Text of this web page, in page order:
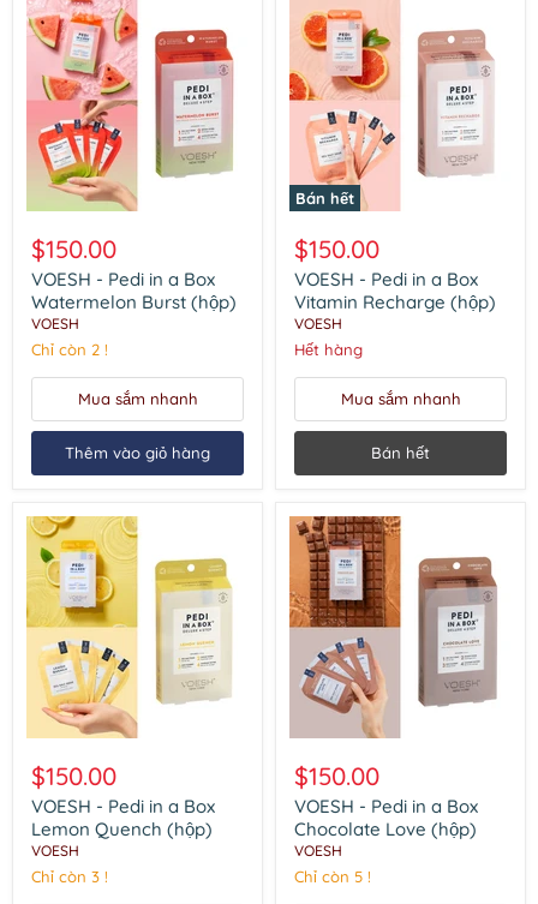
Pedi
in
a
Box
Watermelon
Burst
(hộp)
$150.00
VOESH - Pedi in a Box
Watermelon Burst (hộp)
VOESH
Chỉ còn 2 !
Mua sắm nhanh
Thêm vào giỏ hàng
Bán hết
Pedi
in
a
Box
Vitamin
Recharge
(hộp)
$150.00
VOESH - Pedi in a Box
Vitamin Recharge (hộp)
VOESH
Hết hàng
Mua sắm nhanh
Bán hết
Pedi
in
a
Box
Lemon
Quench
$150.00
VOESH - Pedi in a Box
Lemon Quench (hộp)
VOESH
Chỉ còn 3 !
Pedi
in
a
Box
Chocolate
Love
$150.00
VOESH - Pedi in a Box
Chocolate Love (hộp)
VOESH
Chỉ còn 5 !